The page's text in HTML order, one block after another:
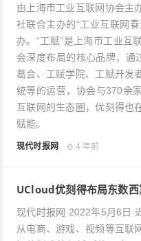
由上海市工业互联网协会主
社联合主办的“工业互联网
办。“工赋”是上海市工业互
会深度布局的核心品牌，
葛会、工赋学院、工赋开发
统等的运营，协会与370余
互联网的生态圈，优刻得也
赋能。
现代时报网 4 年前
UCloud优刻得布局东数
现代时报网 2022年5月6日
从电商、游戏、视频等互联